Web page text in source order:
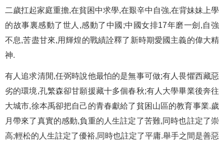
二歲扛起家庭重擔,在貧困中求學,在艱辛中自強,在背妹妹上學
的故事裏感動了世人,感動了中國;中國女排17年磨一劍,自強
不息,苦盡甘來,用輝煌的戰績詮釋了新時期愛國主義的偉大精
神.
有人追求清閒,任弼時說他最怕的是無事可做;有人畏懼西藏惡
劣的環境,孔繁森卻甘願援藏十多個春秋;有人大學畢業後奔往
大城市,徐本禹卻把自己的青春獻給了貧困山區的教育事業.歲
月帶來了真實的感動,負重的人生註定了苦難,同時也註定了崇
高;輕松的人生註定了優裕,同時也註定了平庸.舉手之間是善惡